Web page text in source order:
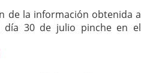
de la información obtenida a
día 30 de julio pinche en el